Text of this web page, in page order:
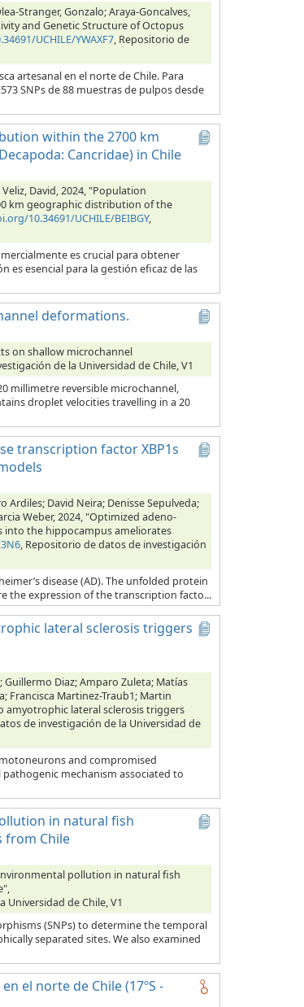
Stranger, Gonzalo; Araya-Goncalves,
and Genetic Structure of Octopus
UCHILE/YWAXF7, Repositorio de
artesanal en el norte de Chile. Para
SNPs de 88 muestras de pulpos desde
within the 2700 km
Cancridae) in Chile
David, 2024, "Population
km geographic distribution of the
10.34691/UCHILE/BEIBGY,
es crucial para obtener
es esencial para la gestión eficaz de las
deformations.
on shallow microchannel
de la Universidad de Chile, V1
millimetre reversible microchannel,
droplet velocities travelling in a 20
transcription factor XBP1s
Ardiles; David Neira; Denisse Sepulveda;
Weber, 2024, "Optimized adeno-
into the hippocampus ameliorates
, Repositorio de datos de investigación
disease (AD). The unfolded protein
the expression of the transcription facto...
lateral sclerosis triggers
Guillermo Diaz; Amparo Zuleta; Matías
Francisca Martinez-Traub1; Martin
amyotrophic lateral sclerosis triggers
de investigación de la Universidad de
and compromised
mechanism associated to
in natural fish
from Chile
pollution in natural fish
de Chile, V1
(SNPs) to determine the temporal
separated sites. We also examined
el norte de Chile (17ºS -